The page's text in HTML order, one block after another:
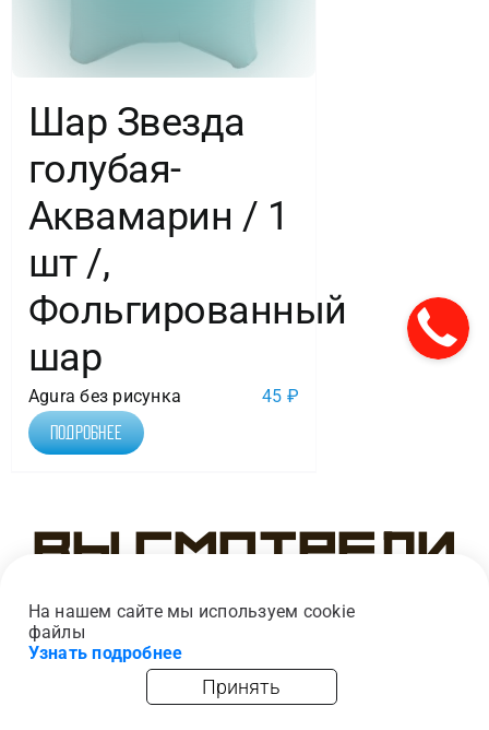
Шар Звезда
голубая-
Аквамарин / 1
шт /,
Фольгированный
шар
Agura без рисунка 45 ₽
Подробнее
Вы смотрели
На нашем сайте мы используем cookie
файлы
Узнать подробнее
Принять